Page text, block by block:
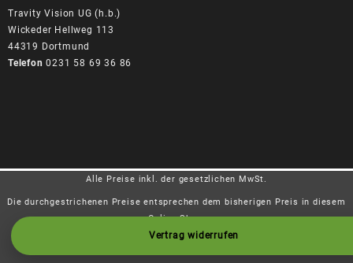
Travity Vision UG (h.b.)
Wickeder Hellweg 113
44319 Dortmund
Telefon 0231 58 69 36 86
Alle Preise inkl. der gesetzlichen MwSt.
Die durchgestrichenen Preise entsprechen dem bisherigen Preis in diesem
Online-Shop.
Vertrag widerrufen
Vertrag widerrufen